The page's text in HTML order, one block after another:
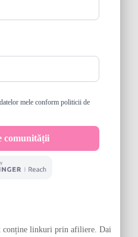
conține linkuri prin afiliere. Dai